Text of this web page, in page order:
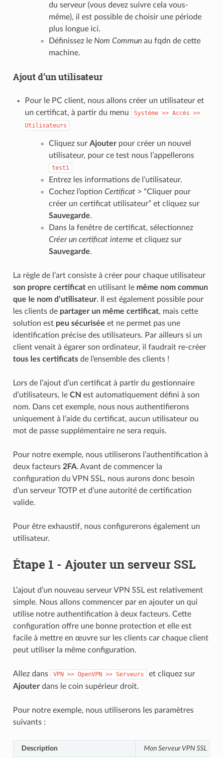
du serveur (vous devez suivre cela vous-
même), il est possible de choisir une période
plus longue ici.
Définissez le Nom Communau fqdn de cette
machine.
Ajout d’un utilisateur
Pour le PC client, nous allons créer un utilisateur et
un certificat, à partir du menu
Système >> Accès >>
Utilisateurs
Cliquez sur Ajouterpour créer un nouvel
utilisateur, pour ce test nous l’appellerons
test1
Entrez les informations de l’utilisateur.
Cochez l’option Certificat> “Cliquer pour
créer un certificat utilisateur” et cliquez sur
Sauvegarde.
Dans la fenêtre de certificat, sélectionnez
Créer un certificat interne et cliquez sur
Sauvegarde.
La règle de l’art consiste à créer pour chaque utilisateur
son propre certificaten utilisant le même nom commun
que le nom d’utilisateur. Il est également possible pour
les clients de partager un même certificat, mais cette
solution est peu sécurisée et ne permet pas une
identification précise des utilisateurs. Par ailleurs si un
client venait à égarer son ordinateur, il faudrait re-créer
tous les certificatsde l’ensemble des clients !
Lors de l’ajout d’un certificat à partir du gestionnaire
d’utilisateurs, le CN est automatiquement défini à son
nom. Dans cet exemple, nous nous authentifierons
uniquement à l’aide du certificat, aucun utilisateur ou
mot de passe supplémentaire ne sera requis.
Pour notre exemple, nous utiliserons l’authentification à
deux facteurs 2FA. Avant de commencer la
configuration du VPN SSL, nous aurons donc besoin
d’un serveur TOTP et d’une autorité de certification
valide.
Pour être exhaustif, nous configurerons également un
utilisateur.
Étape 1 - Ajouter un serveur SSL
L’ajout d’un nouveau serveur VPN SSL est relativement
simple. Nous allons commencer par en ajouter un qui
utilise notre authentification à deux facteurs. Cette
configuration offre une bonne protection et elle est
facile à mettre en œuvre sur les clients car chaque client
peut utiliser la même configuration.
Allez dans VPN >> OpenVPN >> Serveurs
et cliquez sur
Ajouterdans le coin supérieur droit.
Pour notre exemple, nous utiliserons les paramètres
suivants :
Description Mon Serveur VPN SSL